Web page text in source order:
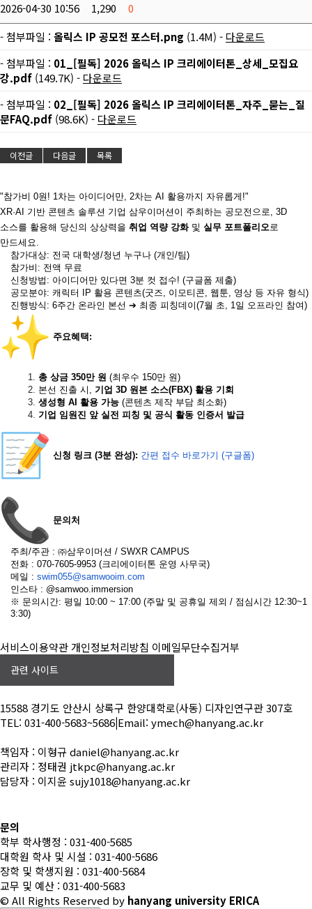
2026-04-30 10:56
1,290
0
- 첨부파일 : 올릭스 IP 공모전 포스터.png (1.4M) - 다운로드
- 첨부파일 : 01_[필독] 2026 올릭스 IP 크리에이터톤_상세_모집요
강.pdf (149.7K) - 다운로드
- 첨부파일 : 02_[필독] 2026 올릭스 IP 크리에이터톤_자주_묻는_질
문FAQ.pdf (98.6K) - 다운로드
이전글 다음글 목록
"참가비 0원! 1차는 아이디어만, 2차는 AI 활용까지 자유롭게!"
XR·AI 기반 콘텐츠 솔루션 기업 삼우이머션이 주최하는 공모전으로, 3D
소스를 활용해 당신의 상상력을 취업 역량 강화 및 실무 포트폴리오로
만드세요.
참가대상: 전국 대학생/청년 누구나 (개인/팀)
참가비: 전액 무료
신청방법: 아이디어만 있다면 3분 컷 접수! (구글폼 제출)
공모분야: 캐릭터 IP 활용 콘텐츠(굿즈, 이모티콘, 웹툰, 영상 등 자유 형식)
진행방식: 6주간 온라인 본선 ➔ 최종 피칭데이(7월 초, 1일 오프라인 참여)
주요혜택:
총 상금 350만 원 (최우수 150만 원)
본선 진출 시, 기업 3D 원본 소스(FBX) 활용 기회
생성형 AI 활용 가능 (콘텐츠 제작 부담 최소화)
기업 임원진 앞 실전 피칭 및 공식 활동 인증서 발급
신청 링크 (3분 완성): 간편 접수 바로가기 (구글폼)
문의처
주최/주관 : ㈜삼우이머션 / SWXR CAMPUS
전화 : 070-7605-9953 (크리에이터톤 운영 사무국)
메일 : swim055@samwooim.com
인스타 : @samwoo.immersion
※ 문의시간: 평일 10:00 ~ 17:00 (주말 및 공휴일 제외 / 점심시간 12:30~1
3:30)
서비스이용약관개인정보처리방침 이메일무단수집거부
관련 사이트
15588 경기도 안산시 상록구 한양대학로(사동) 디자인연구관 307호
TEL: 031-400-5683~5686 Email: ymech@hanyang.ac.kr
책임자 : 이형규 daniel@hanyang.ac.kr
관리자 : 정태권 jtkpc@hanyang.ac.kr
담당자 : 이지윤 sujy1018@hanyang.ac.kr
문의
학부 학사행정 : 031-400-5685
대학원 학사 및 시설 : 031-400-5686
장학 및 학생지원 : 031-400-5684
교무 및 예산 : 031-400-5683
© All Rights Reserved by hanyang university ERICA